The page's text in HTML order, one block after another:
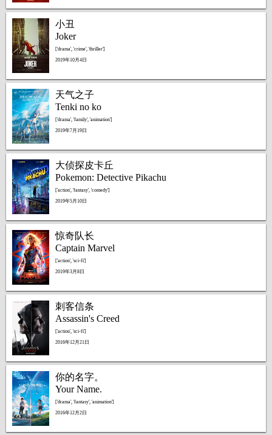
小丑
Joker
['drama', 'crime', 'thriller']
2019年10月4日
天气之子
Tenki no ko
['drama', 'family', 'animation']
2019年7月19日
大侦探皮卡丘
Pokemon: Detective Pikachu
['action', 'fantasy', 'comedy']
2019年5月10日
惊奇队长
Captain Marvel
['action', 'sci-fi']
2019年3月8日
刺客信条
Assassin's Creed
['action', 'sci-fi']
2016年12月21日
你的名字。
Your Name.
['drama', 'fantasy', 'animation']
2016年12月2日